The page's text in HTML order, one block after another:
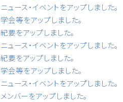
ニュース・イベントをアップしました。
学会等をアップしました。
紀要をアップしました。
ニュース・イベントをアップしました。
紀要をアップしました。
学会等をアップしました。
ニュース・イベントをアップしました。
メンバーをアップしました。